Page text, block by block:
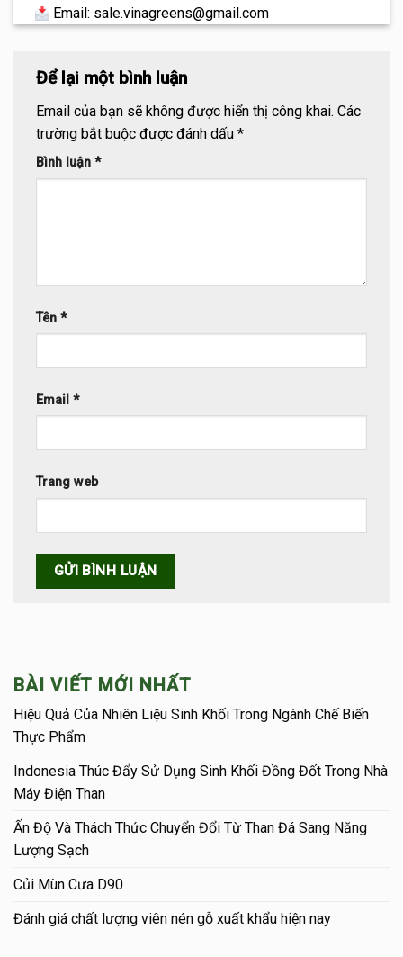
BÀI VIẾT MỚI NHẤT
Hiệu Quả Của Nhiên Liệu Sinh Khối Trong Ngành Chế Biến
Thực Phẩm
Indonesia Thúc Đẩy Sử Dụng Sinh Khối Đồng Đốt Trong Nhà
Máy Điện Than
Ấn Độ Và Thách Thức Chuyển Đổi Từ Than Đá Sang Năng
Lượng Sạch
Củi Mùn Cưa D90
Đánh giá chất lượng viên nén gỗ xuất khẩu hiện nay
Email: sale.vinagreens@gmail.com
Để lại một bình luận
Email của bạn sẽ không được hiển thị công khai. Các
trường bắt buộc được đánh dấu *
Bình luận *
Tên *
Email *
Trang web